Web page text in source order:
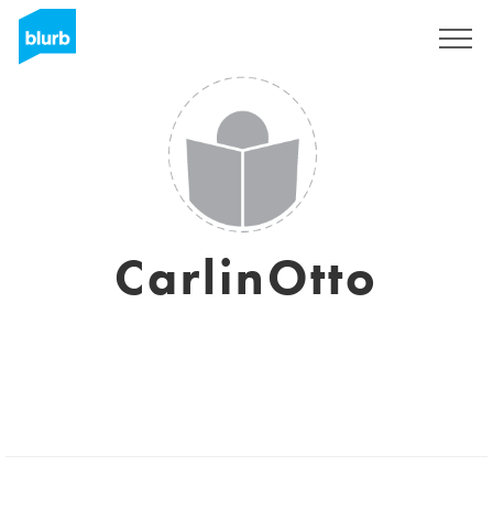
CarlinOtto